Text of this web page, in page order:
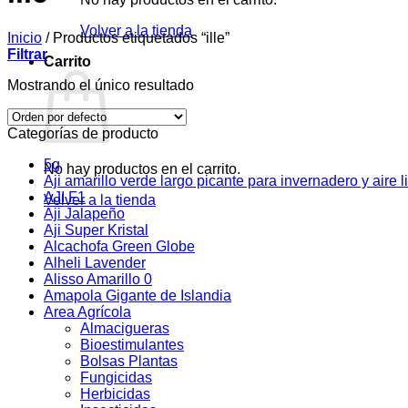
Volver a la tienda
Carrito
No hay productos en el carrito.
Volver a la tienda
Inicio /Productos etiquetados “ille”
Filtrar
Mostrando el único resultado
Categorías de producto
5g
Aji amarillo verde largo picante para invernadero y aire
AJI F1
Aji Jalapeño
Aji Super Kristal
Alcachofa Green Globe
Alheli Lavender
Alisso Amarillo 0
Amapola Gigante de Islandia
Area Agrícola
Almacigueras
Bioestimulantes
Bolsas Plantas
Fungicidas
Herbicidas